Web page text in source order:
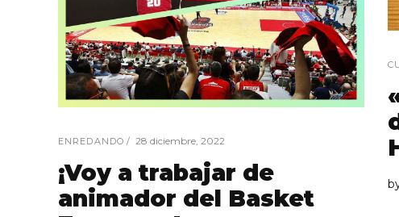
ENREDANDO 28 diciembre, 2022
¡Voy a trabajar de
animador del Basket